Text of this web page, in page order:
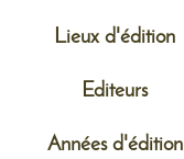
Lieux d'édition
Editeurs
Années d'édition